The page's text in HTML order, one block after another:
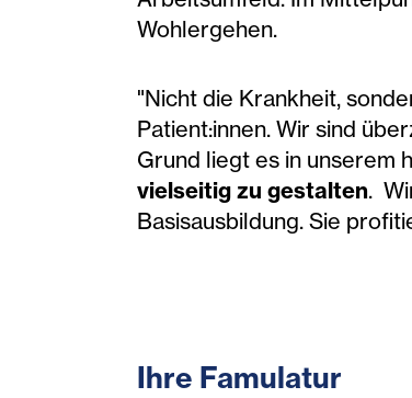
Wohlergehen.
"Nicht die Krankheit,
Patient:innen. Wir sind
Grund liegt es in unserem
vielseitig zu gestalten.
Basisausbildung. Sie
Ihre Famulatur